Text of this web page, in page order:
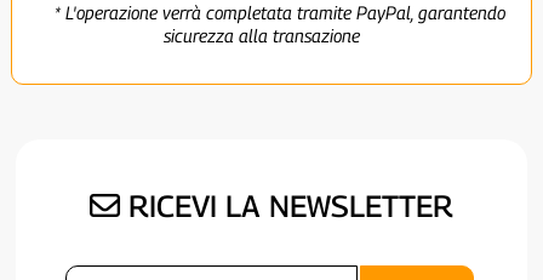
* L'operazione verrà completata tramite PayPal, garantendo
sicurezza alla transazione
RICEVI LA NEWSLETTER